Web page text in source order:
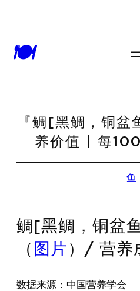
🍽
『鲷[黑鲷，铜盆
养价值 | 每
鱼
鲷[黑鲷，铜盆
（ 图片 ）/ 营养
数据来源：中国营养学会